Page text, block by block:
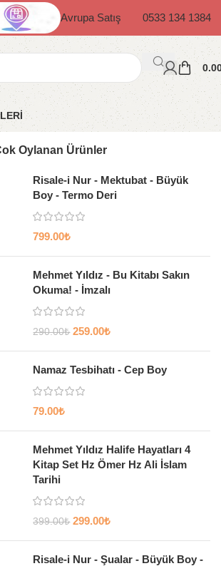
Avrupa Satış 0533 134 1384
Oylanan Ürünler
Risale-i Nur - Mektubat - Büyük
Boy - Termo Deri
799.00₺
Mehmet Yıldız - Bu Kitabı Sakın
Okuma! - İmzalı
290.00₺ 259.00₺
Namaz Tesbihatı - Cep Boy
79.00₺
Mehmet Yıldız Halife Hayatları 4
Kitap Set Hz Ömer Hz Ali İslam
Tarihi
399.00₺ 299.00₺
Risale-i Nur - Şualar - Büyük Boy -